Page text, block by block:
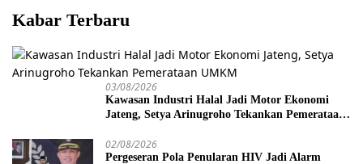
Kabar Terbaru
03/08/2026
Kawasan Industri Halal Jadi Motor Ekonomi
Jateng, Setya Arinugroho Tekankan Pemerataan
02/08/2026
Pergeseran Pola Penularan HIV Jadi Alarm